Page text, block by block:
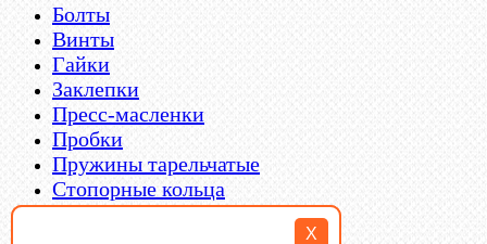
X
Болты
Винты
Гайки
Заклепки
Пресс-масленки
Пробки
Пружины тарельчатые
Стопорные кольца
Такелаж